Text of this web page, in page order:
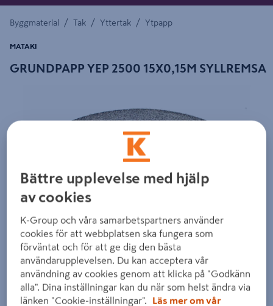
Byggmaterial / Tak / Yttertak / Ytpapp
GRUNDPAPP YEP 2500 15X0,15M SYLLREMSA
MATAKI
Bättre upplevelse med hjälp
av cookies
K-Group och våra samarbetspartners använder
cookies för att webbplatsen ska fungera som
förväntat och för att ge dig den bästa
användarupplevelsen. Du kan acceptera vår
användning av cookies genom att klicka på "Godkänn
alla". Dina inställningar kan du när som helst ändra via
länken "Cookie-inställningar".
Läs mer om vår